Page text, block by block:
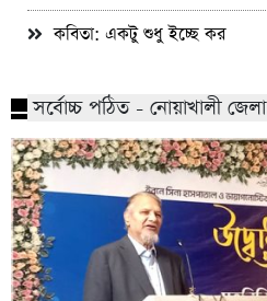
কবিতা: একটু শুধু ইচ্ছে কর
সর্বোচ্চ পঠিত - নোয়াখালী জেলা